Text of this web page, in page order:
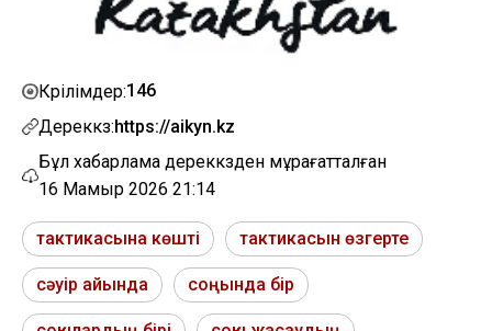
Көрілімдер:146
Дереккөз:https://aikyn.kz
Бұл хабарлама дереккөзден мұрағатталған
16 Мамыр 2026 21:14
тактикасына көшті тактикасын өзгерте
сәуір айында соңында бір